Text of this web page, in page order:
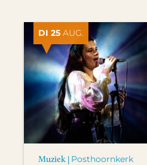
DI 25 AUG.
Muziek | Posthoornkerk